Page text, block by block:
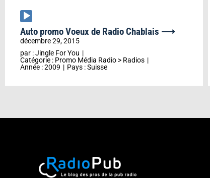
Lecteur
audio
Auto promo Voeux de Radio Chablais ⟶
décembre 29, 2015
par :Jingle For You
Catégorie : Promo Média Radio > Radios
Année :2009 Pays :Suisse